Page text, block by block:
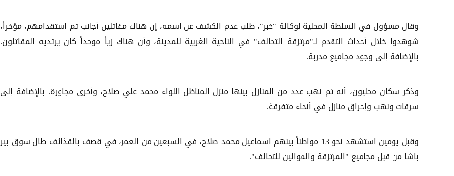
وقال مسؤول في السلطة المحلية لوكالة "خبر"، طلب عدم الكشف عن اسمه، إن هناك مقاتلين أجانب تم استقدامهم، مؤخراً،
شوهدوا خلال أحداث التقدم لـ"مرتزقة التحالف" في الناحية الغربية للمدينة، وأن هناك زياً موحداً كان يرتديه المقاتلون.
بالإضافة إلى وجود مجاميع مدربة.
وذكر سكان محليون، أنه تم نهب عدد من المنازل بينها منزل المناظل اللواء محمد علي صلاح، وأخرى مجاورة. بالإضافة إلى
سرقات ونهب وإحراق منازل في أنحاء متفرقة.
وقبل يومين استشهد نحو 13 مواطناً بينهم اسماعيل محمد صلاح، في السبعين من العمر، في قصف بالقذائف طال سوق بير
باشا من قبل مجاميع "المرتزقة والموالين للتحالف".